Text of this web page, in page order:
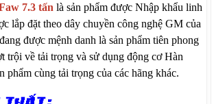
7.3 tấn là sản phẩm được Nhập khẩu linh
lắp đặt theo dây chuyền công nghệ GM của
được mệnh danh là sản phẩm tiên phong
trội về tải trọng và sử dụng động cơ Hàn
phẩm cùng tải trọng của các hãng khác.